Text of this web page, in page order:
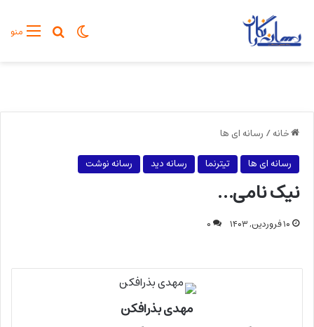
منوجستجو
تغییر پوسته
خانه/ رسانه ای ها
رسانه ای ها
تیترنما رسانه دید رسانه نوشت
نیک نامی…
۱۰ فروردین, ۱۴۰۳ ۰
مهدی بذرافکن